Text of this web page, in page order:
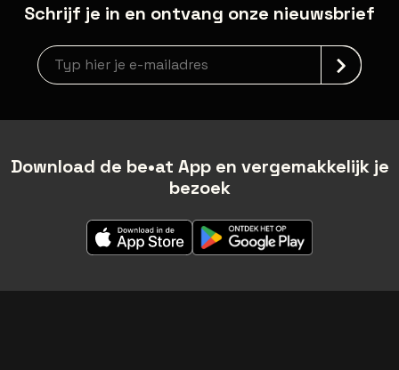
Schrijf je in en ontvang onze nieuwsbrief
Nieuwsbrief aanmelding
Download de be•at App en vergemakkelijk je
bezoek